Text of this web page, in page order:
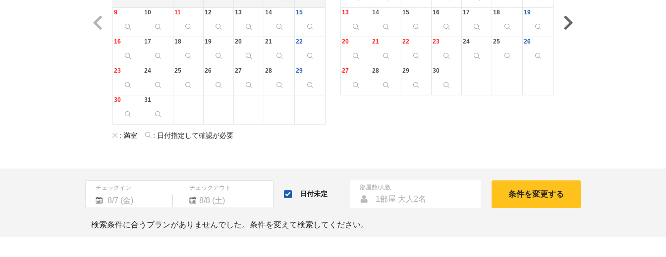
9 10 11 12 13 14 15
16 17 18 19 20 21 22
23 24 25 26 27 28 29
30 31
13 14 15 16 17 18 19
20 21 22 23 24 25 26
27 28 29 30
: 満室 : 日付指定して確認が必要
チェックイン チェックアウト
Navigate
forward
to
Navigate
to
日付未定
部屋数/人数
1部屋 大人2名
条件を変更する
検索条件に合うプランがありませんでした。条件を変えて検索してください。